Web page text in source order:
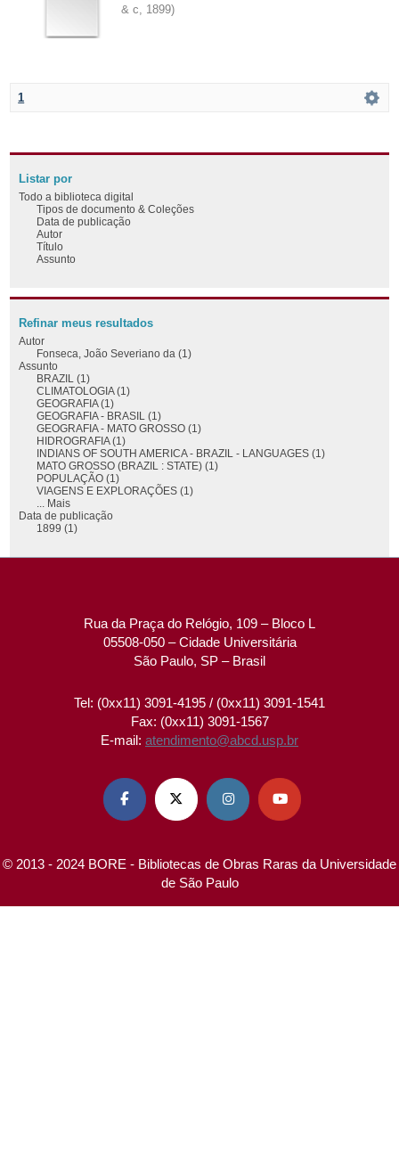
& c
1899)
1
Listar por
Todo a biblioteca digital
Tipos de documento & Coleções
Data de publicação
Autor
Título
Assunto
Refinar meus resultados
Autor
Fonseca, João Severiano da (1)
Assunto
BRAZIL (1)
CLIMATOLOGIA (1)
GEOGRAFIA (1)
GEOGRAFIA - BRASIL (1)
GEOGRAFIA - MATO GROSSO (1)
HIDROGRAFIA (1)
INDIANS OF SOUTH AMERICA - BRAZIL - LANGUAGES (1)
MATO GROSSO (BRAZIL : STATE) (1)
POPULAÇÃO (1)
VIAGENS E EXPLORAÇÕES (1)
... Mais
Data de publicação
1899 (1)
Rua da Praça do Relógio, 109 – Bloco L
05508-050 – Cidade Universitária
São Paulo, SP – Brasil
Tel: (0xx11) 3091-4195 / (0xx11) 3091-1541
Fax: (0xx11) 3091-1567
E-mail: atendimento@abcd.usp.br
   
© 2013 - 2024 BORE - Bibliotecas de Obras Raras da Universidade
de São Paulo